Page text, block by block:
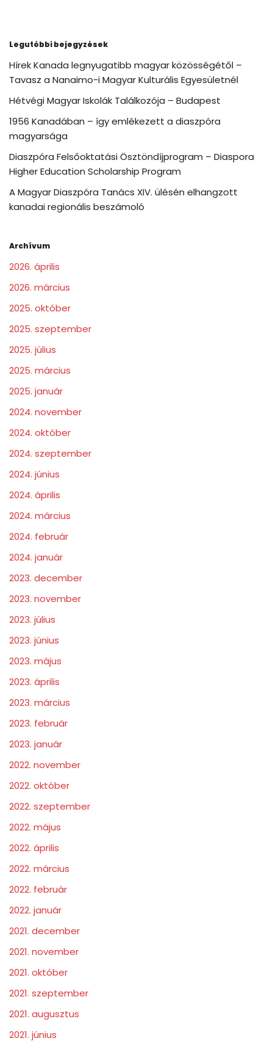
Legutóbbi bejegyzések
Hírek Kanada legnyugatibb magyar közösségétől –
Tavasz a Nanaimo-i Magyar Kulturális Egyesületnél
Hétvégi Magyar Iskolák Találkozója – Budapest
1956 Kanadában – így emlékezett a diaszpóra
magyarsága
Diaszpóra Felsőoktatási Ösztöndíjprogram – Diaspora
Higher Education Scholarship Program
A Magyar Diaszpóra Tanács XIV. ülésén elhangzott
kanadai regionális beszámoló
Archívum
2026. április
2026. március
2025. október
2025. szeptember
2025. július
2025. március
2025. január
2024. november
2024. október
2024. szeptember
2024. június
2024. április
2024. március
2024. február
2024. január
2023. december
2023. november
2023. július
2023. június
2023. május
2023. április
2023. március
2023. február
2023. január
2022. november
2022. október
2022. szeptember
2022. május
2022. április
2022. március
2022. február
2022. január
2021. december
2021. november
2021. október
2021. szeptember
2021. augusztus
2021. június